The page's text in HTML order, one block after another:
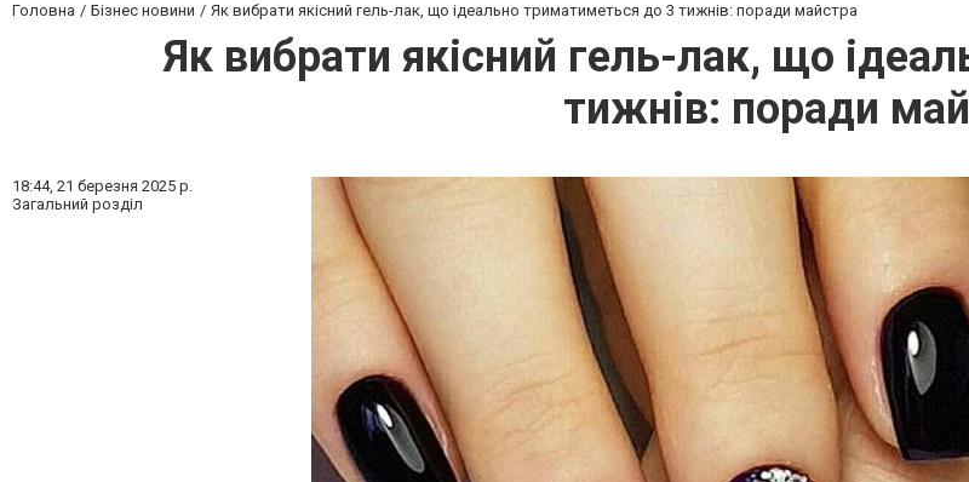
Головна Бізнес новини Як вибрати якісний гель-лак, що ідеально триматиметься до 3 тижнів: поради майстра
Як вибрати якісний гель-лак, що
тижнів: поради
18:44, 21 березня 2025 р.
Загальний розділ